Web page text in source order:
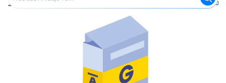
Araujo Medicamentos Remédio para Gripe e Resfriado